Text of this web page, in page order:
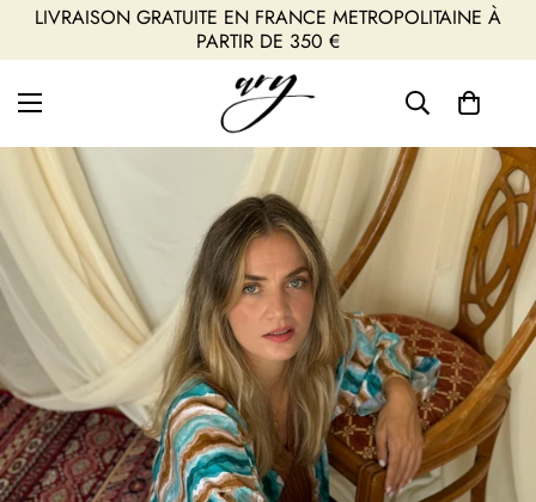
LIVRAISON GRATUITE EN FRANCE METROPOLITAINE À
PARTIR DE 350 €